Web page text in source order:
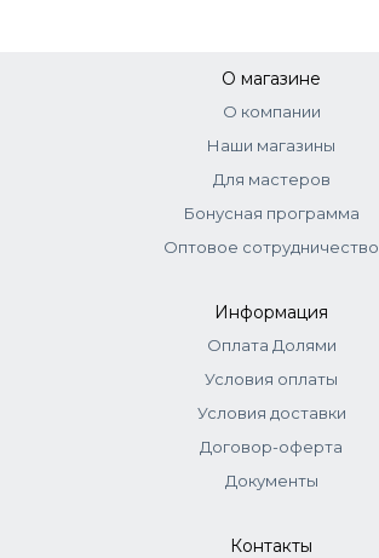
О магазине
О компании
Наши магазины
Для мастеров
Бонусная программа
Оптовое сотрудничество
Информация
Оплата Долями
Условия оплаты
Условия доставки
Договор-оферта
Документы
Контакты